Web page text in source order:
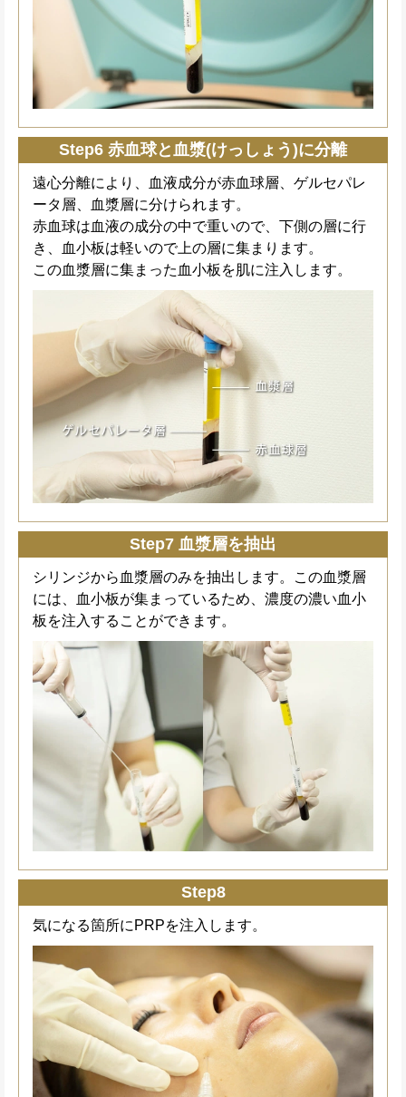
Step6 赤血球と血漿(けっしょう)に分離
遠心分離により、血液成分が赤血球層、ゲルセパレ
ータ層、血漿層に分けられます。
赤血球は血液の成分の中で重いので、下側の層に行
き、血小板は軽いので上の層に集まります。
この血漿層に集まった血小板を肌に注入します。
Step7 血漿層を抽出
シリンジから血漿層のみを抽出します。この血漿層
には、血小板が集まっているため、濃度の濃い血小
板を注入することができます。
Step8
気になる箇所にPRPを注入します。